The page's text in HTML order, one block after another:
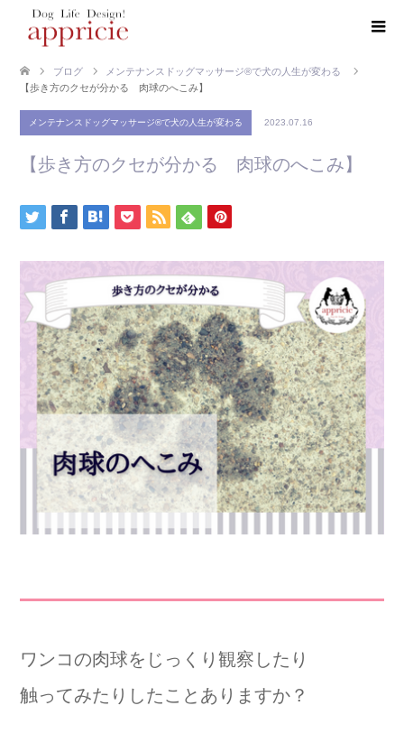
ブログ
メンテナンスドッグマッサージ®で犬の人生が変わる
【歩き方のクセが分かる 肉球のへこみ】
メンテナンスドッグマッサージ®で犬の人生が変わる 2023.07.16
【歩き方のクセが分かる 肉球のへこみ】
ワンコの肉球をじっくり観察したり
触ってみたりしたことありますか？